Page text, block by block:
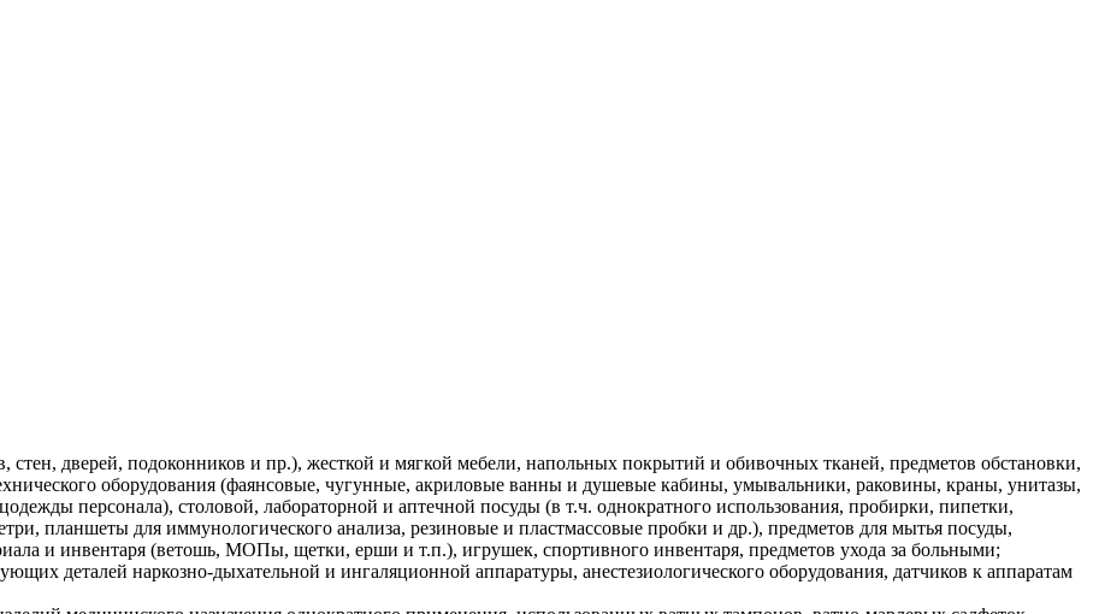
дверей, подоконников и пр.), жесткой и мягкой мебели, напольных покрытий и обивочных тканей, предметов обстановки,
оборудования (фаянсовые, чугунные, акриловые ванны и душевые кабины, умывальники, раковины, краны, унитазы,
персонала), столовой, лабораторной и аптечной посуды (в т.ч. однократного использования, пробирки, пипетки,
планшеты для иммунологического анализа, резиновые и пластмассовые пробки и др.), предметов для мытья посуды,
и инвентаря (ветошь, МОПы, щетки, ерши и т.п.), игрушек, спортивного инвентаря, предметов ухода за больными;
деталей наркозно-дыхательной и ингаляционной аппаратуры, анестезиологического оборудования, датчиков к аппаратам